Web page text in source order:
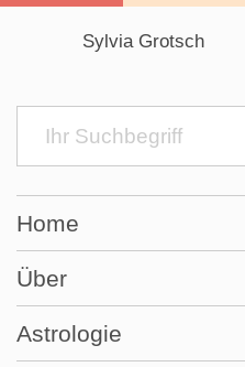
Sylvia Grotsch
Navigation
überspringen
Home
Über
Astrologie